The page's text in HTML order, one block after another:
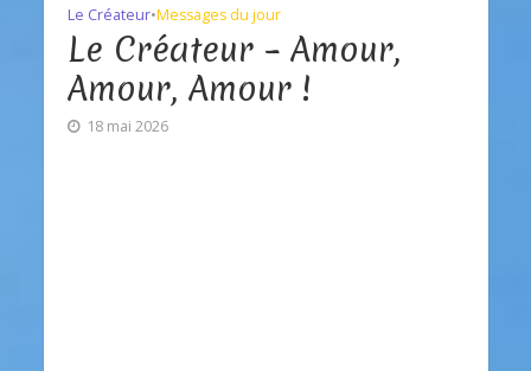
Le Créateur•Messages du jour
Le Créateur – Amour,
Amour, Amour !
18 mai 2026